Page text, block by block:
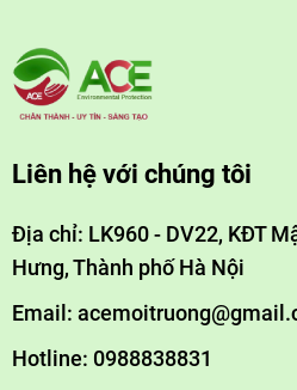
Liên hệ với chúng tôi
Địa chỉ: LK960 - DV22, KĐT
Hưng, Thành phố Hà Nội
Email:
Hotline: 0988838831